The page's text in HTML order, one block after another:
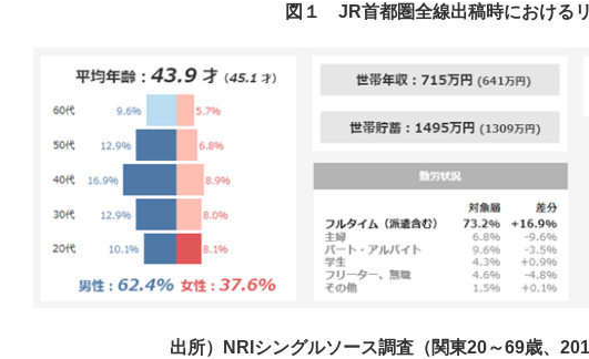
図１ JR首都圏全線出稿時における
出所）NRIシングルソース調査（関東20～69歳、